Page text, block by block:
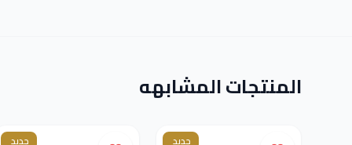
المنتجات المشابهه
جديد
جديد